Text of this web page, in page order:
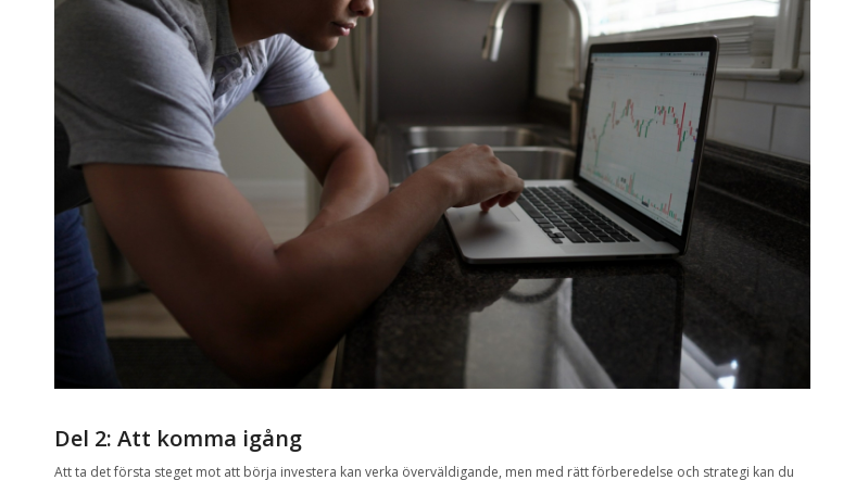
Del 2: Att komma igång
Att ta det första steget mot att börja investera kan verka överväldigande, men med rätt förberedelse och strategi kan du